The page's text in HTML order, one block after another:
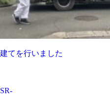
てを行いました